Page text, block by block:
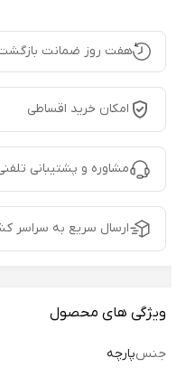
هفت روز ضمانت بازگشت کالا
امکان خرید اقساطی
مشاوره و پشتیبانی تلفنی
ارسال سریع به سراسر کشور
ویژگی های محصول
جنسپارچه